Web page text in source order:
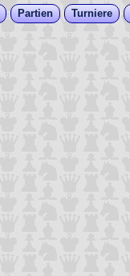
Partien Turniere